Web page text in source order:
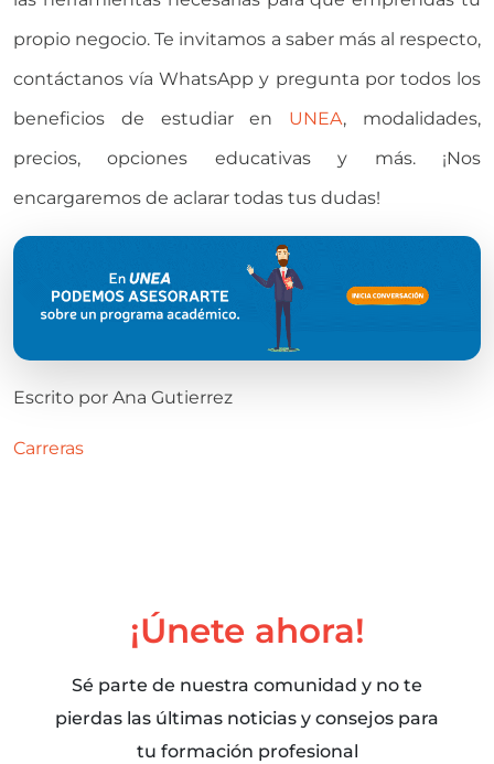
propio negocio. Te invitamos a saber más al respecto,
contáctanos vía WhatsApp y pregunta por todos los
beneficios de estudiar en UNEA, modalidades,
precios, opciones educativas y más. ¡Nos
encargaremos de aclarar todas tus dudas!
Escrito por Ana Gutierrez
Carreras
¡Únete ahora!
Sé parte de nuestra comunidad y no te
pierdas las últimas noticias y consejos para
tu formación profesional